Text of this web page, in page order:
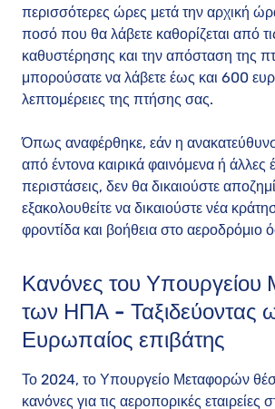
περισσότερες ώρες μετά την αρχική
ποσό που θα λάβετε καθορίζεται από
καθυστέρησης και την απόσταση της
μπορούσατε να λάβετε έως και 600
λεπτομέρειες της πτήσης σας.
Όπως αναφέρθηκε, εάν η
από έντονα καιρικά φαινόμενα ή άλλες
περιστάσεις, δεν θα δικαιούστε
εξακολουθείτε να δικαιούστε νέα
φροντίδα και βοήθεια στο αεροδρόμιο
Κανόνες του
των ΗΠΑ - Ταξιδεύοντας
Ευρωπαίος επιβάτης
Το 2024, το Υπουργείο Μεταφορών
κανόνες για τις αεροπορικές εταιρείες